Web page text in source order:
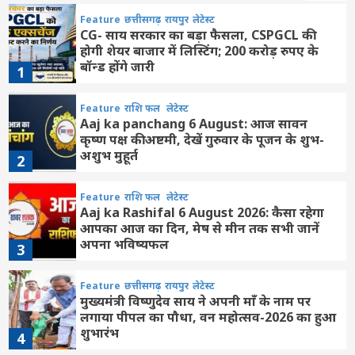
1
Feature छत्तीसगढ़ रायपुर लेटेस्ट
CG- साय सरकार का बड़ा फैसला, CSPGCL की
होगी शेयर बाजार में लिस्टिंग; 200 करोड़ रुपए के
बॉन्ड होंगे जारी
2
Feature राशि फल लेटेस्ट
Aaj ka panchang 6 August: आज सावन
कृष्ण पक्ष की अष्टमी, देखें गुरुवार के पूजन के शुभ-
अशुभ मुहूर्त
3
Feature राशि फल लेटेस्ट
Aaj ka Rashifal 6 August 2026: कैसा रहेगा
आपका आज का द‍िन, मेष से मीन तक सभी जानें
अपना भविष्यफल
4
Feature छत्तीसगढ़ रायपुर लेटेस्ट
मुख्यमंत्री विष्णुदेव साय ने अपनी माँ के नाम पर
लगाया पीपल का पौधा, वन महोत्सव-2026 का हुआ
शुभारंभ